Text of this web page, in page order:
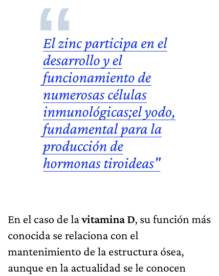
El zinc participa en el
desarrollo y el
funcionamiento de
numerosas células
inmunológicas;el yodo,
fundamental para la
producción de
hormonas tiroideas"
En el caso de lavitamina D, su función más
conocida se relaciona con el
mantenimiento de la estructura ósea,
aunque en la actualidad se le conocen